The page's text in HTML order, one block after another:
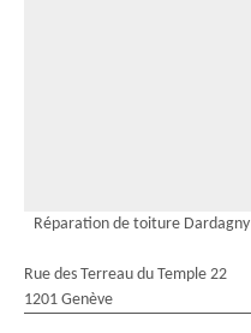
Réparation de toiture Dardagny
Rue des Terreau du Temple 22
1201 Genève